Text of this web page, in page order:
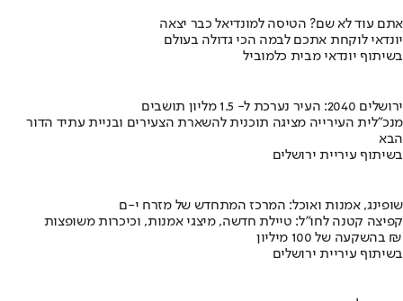
אתם עוד לא שם? הטיסה למונדיאל כבר יצאה
יונדאי לוקחת אתכם לבמה הכי גדולה בעולם
בשיתוף יונדאי מבית כלמוביל
ירושלים 2040: העיר נערכת ל- 1.5 מליון תושבים
מנכ"לית העירייה מציגה תוכנית להשארת הצעירים ובניית עתיד הדור
הבא
בשיתוף עיריית ירושלים
שופינג, אמנות ואוכל: המרכז המתחדש של מזרח י-ם
קפיצה קטנה לחו"ל: טיילת חדשה, מיצגי אמנות, וכיכרות משופצות
בהשקעה של 100 מיליון ₪
בשיתוף עיריית ירושלים